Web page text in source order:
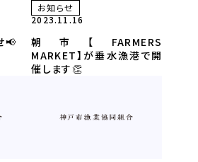
📢
お知らせ
2023.11.16
朝市【FARMERS
MARKET】が垂水漁港で開
催します👏